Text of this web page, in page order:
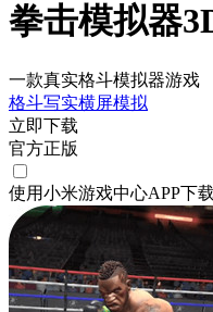
拳击模拟器
一款真实格斗模拟器游戏
格斗写实横屏模拟
立即下载
官方正版
使用小米游戏中心APP下载